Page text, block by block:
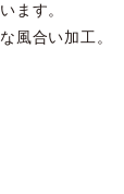
ます。
風合い加工。